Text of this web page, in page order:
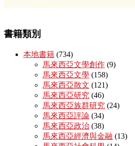
書籍類別
本地書籍 (734)
馬來西亞文學創作 (9)
馬來西亞文學 (158)
馬來西亞散文 (121)
馬來西亞研究 (46)
馬來西亞族群研究 (24)
馬來西亞評論 (34)
馬來西亞政治 (38)
馬來西亞經濟與金融 (13)